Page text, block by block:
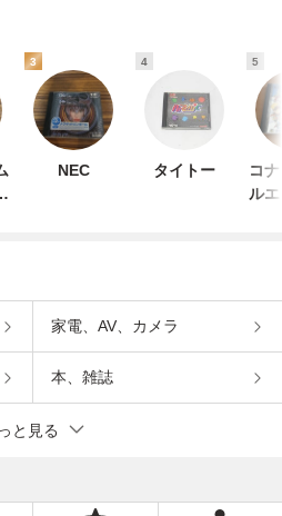
3
NEC
4
タイトー
5
コ
ル
家電、AV、カメラ
本、雑誌
と見る